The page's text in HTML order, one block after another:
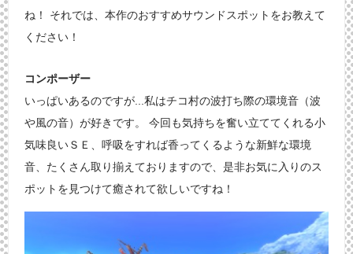
ね！ それでは、本作のおすすめサウンドスポットをお教えて
ください！
コンポーザー
いっぱいあるのですが...私はチコ村の波打ち際の環境音（波
や風の音）が好きです。 今回も気持ちを奮い立ててくれる小
気味良いＳＥ、呼吸をすれば香ってくるような新鮮な環境
音、たくさん取り揃えておりますので、是非お気に入りのス
ポットを見つけて癒されて欲しいですね！